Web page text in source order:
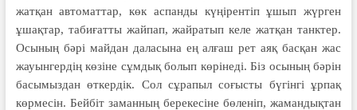
жатқан автоматтар, көк аспанды күңірентіп ұшып жүрген
ұшақтар, табиғатты жай­пап, жайратып келе жатқан танктер.
Осының бәрі майдан даласына ең алғаш рет аяқ басқан жас
жауынгер­дің көзіне сұмдық болып көрінеді. Біз осының бәрін
басымыздан өткердік. Сол сұрапыл соғысты бүгінгі ұрпақ
көр­месін. Бейбіт заманның берекесіне бө­ле­ніп, жамандықтан